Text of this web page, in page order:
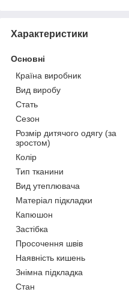
Характеристики
Основні
Країна виробник
Вид виробу
Стать
Сезон
Розмір дитячого одягу (за
зростом)
Колір
Тип тканини
Вид утеплювача
Матеріал підкладки
Капюшон
Застібка
Просочення швів
Наявність кишень
Знімна підкладка
Стан